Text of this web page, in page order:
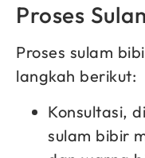
Proses
Proses sulam
langkah berikut:
Konsultasi,
sulam bibir